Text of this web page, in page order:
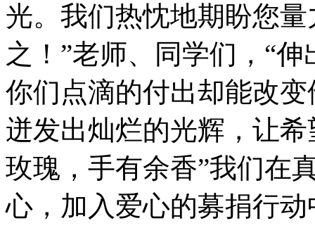
光。我们热忱地期盼您
之！”老师、同学们，“
你们点滴的付出却能改
迸发出灿烂的光辉，让
玫瑰，手有余香”我们在
心，加入爱心的募捐行